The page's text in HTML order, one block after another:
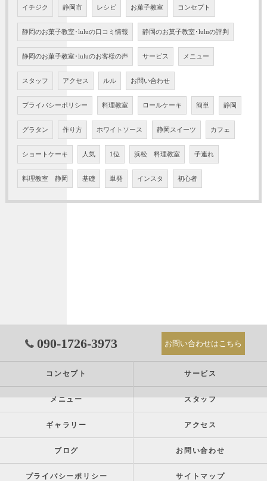
イチジク 静岡市 レシピ お菓子教室 コンセプト
静岡のお菓子教室･luluの口コミ情報 静岡のお菓子教室･luluの評判
静岡のお菓子教室･luluのお客様の声 サービス メニュー
スタッフ アクセス ルル お問い合わせ
プライバシーポリシー 料理教室 ロールケーキ 簡単 静岡
グラタン 作り方 ホワイトソース 静岡スイーツ カフェ
ショートケーキ 人気 1位 浜松 料理教室 子連れ
料理教室 静岡 基礎 単発 インスタ 初心者
090-1726-3973 お問い合わせはこちら
コンセプト サービス
メニュー スタッフ
ギャラリー アクセス
ブログ お問い合わせ
プライバシーポリシー サイトマップ